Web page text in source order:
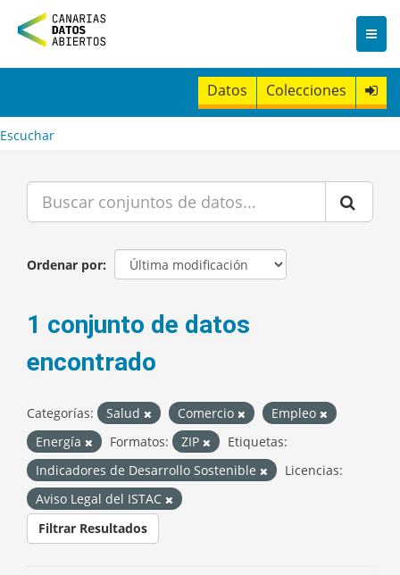
n
t
Datos Colecciones
Escuchar
Ordenar por
1 conjunto de datos
encontrado
Categorías: Salud Comercio
Empleo
Energía
Formatos: ZIP
Etiquetas:
Indicadores de Desarrollo Sostenible
Licencias:
Aviso Legal del ISTAC
Filtrar Resultados